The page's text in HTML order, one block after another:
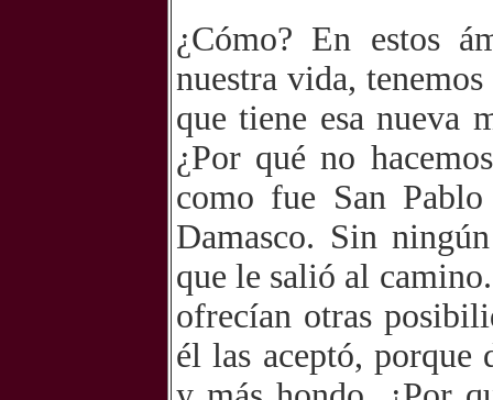
¿Cómo? En estos
nuestra vida,
que tiene esa nueva
¿Por qué no
como fue San
Damasco. Sin
que le salió al
ofrecían otras
él las aceptó, porque